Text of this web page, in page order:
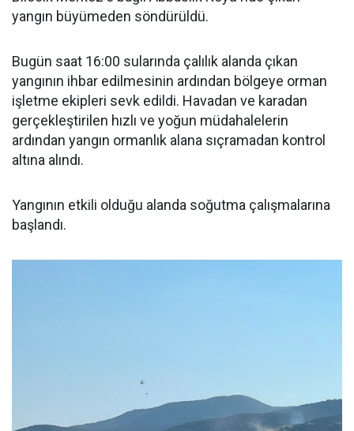
yangın büyümeden söndürüldü.
Bugün saat 16:00 sularında çalılık alanda çıkan
yangının ihbar edilmesinin ardından bölgeye orman
işletme ekipleri sevk edildi. Havadan ve karadan
gerçekleştirilen hızlı ve yoğun müdahalelerin
ardından yangın ormanlık alana sıçramadan kontrol
altına alındı.
Yangının etkili olduğu alanda soğutma çalışmalarına
başlandı.